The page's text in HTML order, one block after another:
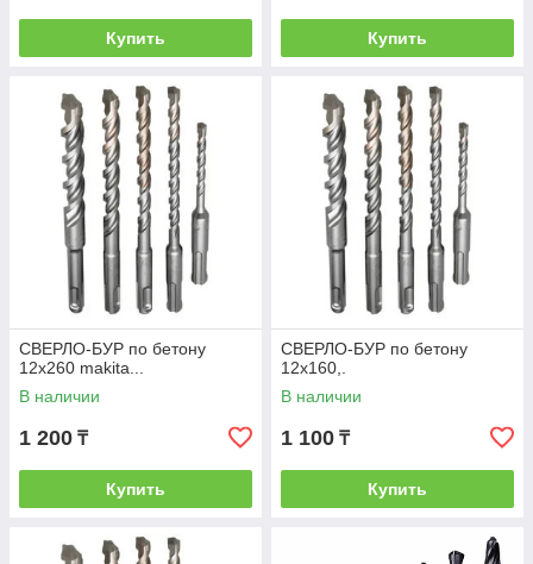
Купить Купить
СВЕРЛО-БУР по бетону
12х260 makita...
В наличии
1 200 ₸
Купить
СВЕРЛО-БУР по бетону
12х160,.
В наличии
1 100 ₸
Купить